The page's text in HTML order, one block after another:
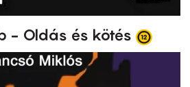
- Oldás és kötés